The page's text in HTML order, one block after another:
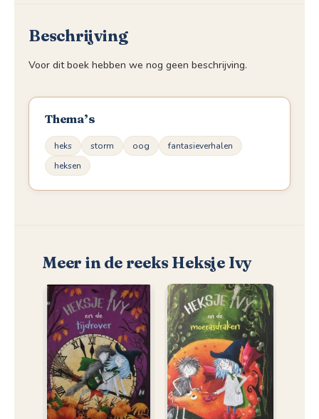
Beschrijving
Voor dit boek hebben we nog geen beschrijving.
Thema’s
heks storm oog
fantasieverhalen
heksen
Meer in de reeks Heksje Ivy